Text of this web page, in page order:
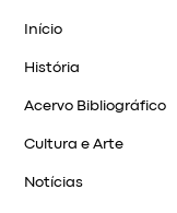
Início
História
Acervo Bibliográfico
Cultura e Arte
Notícias